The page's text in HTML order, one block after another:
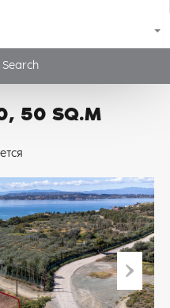
Search
50 SQ.M